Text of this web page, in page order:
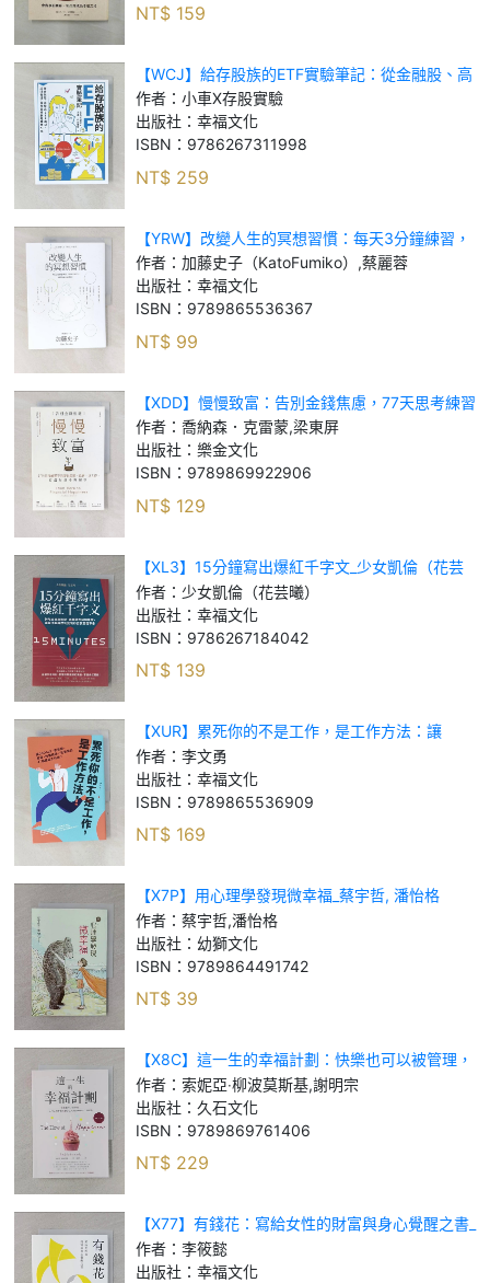
NT$ 159
【WCJ】給存股族的ETF實驗筆記：從金融股、高
股息ETF出發，以錢養錢，晉升買房族的完整分享_
小車X存股實驗
作者： 小車X存股實驗
出版社： 幸福文化
ISBN： 9786267311998
NT$ 259
【YRW】改變人生的冥想習慣：每天3分鐘練習，
找回自癒力，看見強大的變化_加藤史子（Kato
Fumiko）, 蔡麗蓉
作者： 加藤史子（KatoFumiko）,蔡麗蓉
出版社： 幸福文化
ISBN： 9789865536367
NT$ 99
【XDD】慢慢致富：告別金錢焦慮，77天思考練習
不再害怕負債、低薪、沒工作，打造財務幸福循環
_喬納森．克雷蒙, 梁東屏
作者： 喬納森．克雷蒙,梁東屏
出版社： 樂金文化
ISBN： 9789869922906
NT$ 129
【XL3】15分鐘寫出爆紅千字文_少女凱倫（花芸
曦）
作者： 少女凱倫（花芸曦）
出版社： 幸福文化
ISBN： 9786267184042
NT$ 139
【XUR】累死你的不是工作，是工作方法：讓
GOOGLE、麥肯錫、高盛、哈佛菁英一生受用的
46個最強工作術！_李文勇
作者： 李文勇
出版社： 幸福文化
ISBN： 9789865536909
NT$ 169
【X7P】用心理學發現微幸福_蔡宇哲, 潘怡格
作者： 蔡宇哲,潘怡格
出版社： 幼獅文化
ISBN： 9789864491742
NT$ 39
【X8C】這一生的幸福計劃：快樂也可以被管理，
正向心理學權威讓你生活更快樂的十二個提案（修
作者： 索妮亞‧柳波莫斯基,謝明宗
出版社： 久石文化
ISBN： 9789869761406
NT$ 229
【X77】有錢花：寫給女性的財富與身心覺醒之書_
李筱懿
作者： 李筱懿
出版社： 幸福文化